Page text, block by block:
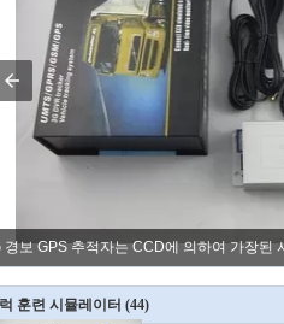
경보 GPS 추적자는 CCD에 의하여 가장된
훈련 시뮬레이터 (44)